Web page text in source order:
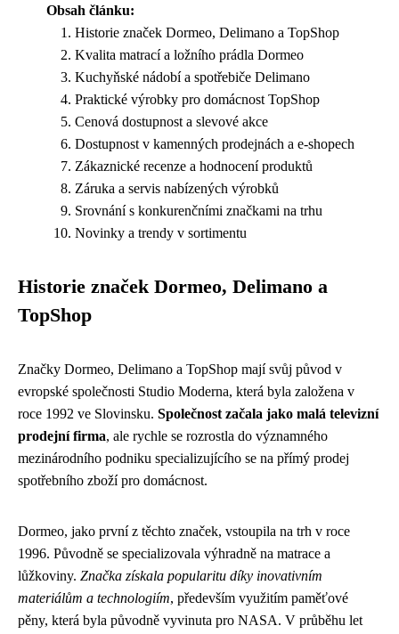
Obsah článku:
Historie značek Dormeo, Delimano a TopShop
Kvalita matrací a ložního prádla Dormeo
Kuchyňské nádobí a spotřebiče Delimano
Praktické výrobky pro domácnost TopShop
Cenová dostupnost a slevové akce
Dostupnost v kamenných prodejnách a e-shopech
Zákaznické recenze a hodnocení produktů
Záruka a servis nabízených výrobků
Srovnání s konkurenčními značkami na trhu
Novinky a trendy v sortimentu
Historie značek Dormeo, Delimano a
TopShop
Značky Dormeo, Delimano a TopShop mají svůj původ v
evropské společnosti Studio Moderna, která byla založena v
roce 1992 ve Slovinsku. Společnost začala jako malá televizní
prodejní firma, ale rychle se rozrostla do významného
mezinárodního podniku specializujícího se na přímý prodej
spotřebního zboží pro domácnost.
Dormeo, jako první z těchto značek, vstoupila na trh v roce
1996. Původně se specializovala výhradně na matrace a
lůžkoviny. Značka získala popularitu díky inovativním
materiálům a technologiím, především využitím paměťové
pěny, která byla původně vyvinuta pro NASA. V průběhu let